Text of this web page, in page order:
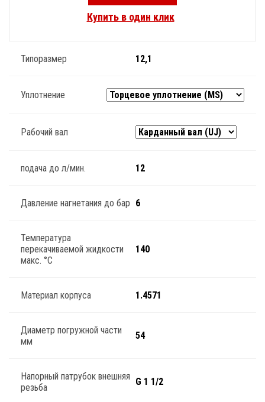
Купить в один клик
Типоразмер 12,1
Уплотнение
Рабочий вал
подача до л/мин. 12
Давление нагнетания до бар 6
Температура
перекачиваемой жидкости
макс. °C
140
Материал корпуса 1.4571
Диаметр погружной части
мм
54
Напорный патрубок внешняя
резьба
G 1 1/2